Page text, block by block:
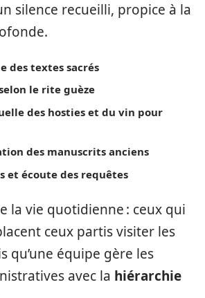
silence recueilli, propice à la
des textes sacrés
le rite guèze
des hosties et du vin pour
des manuscrits anciens
et écoute des requêtes
la vie quotidienne : ceux qui
ceux partis visiter les
qu’une équipe gère les
avec la hiérarchie